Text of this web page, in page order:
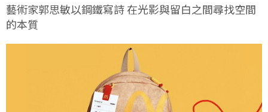
藝術家郭思敏以鋼鐵寫詩 在光影與留白之間尋找空間
的本質